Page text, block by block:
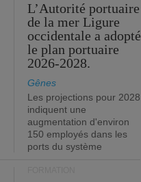
L’Autorité portuaire
de la mer Ligure
occidentale a adopté
le plan portuaire
2026-2028.
Gênes
Les projections pour 2028
indiquent une
augmentation d'environ
150 employés dans les
ports du système